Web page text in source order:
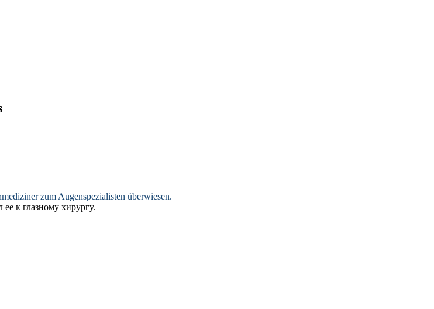
zum Augenspezialisten überwiesen.
ее к глазному хирургу.